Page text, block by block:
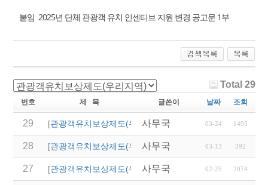
붙임 2025년 단체 관광객 유치 인센티브 지원 변경 공고문 1부
Total 29
번호 제 목 글쓴이 날짜 조회
29 [관광객유치보상제도(우리지역)] 2026년 영주시 전담여
사무국 03-24 1495
28 [관광객유치보상제도(우리지역)] (청도군)단체관광객 유
사무국 03-13 392
27 [관광객유치보상제도(우리지역)] 2026 「버스타고 경북
사무국 02-25 2074